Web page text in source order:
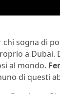
sogna di
a Dubai.
al mondo.
di questi